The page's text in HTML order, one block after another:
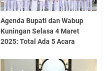
Agenda Bupati dan Wabup
Kuningan Selasa 4 Maret
2025: Total Ada 5 Acara